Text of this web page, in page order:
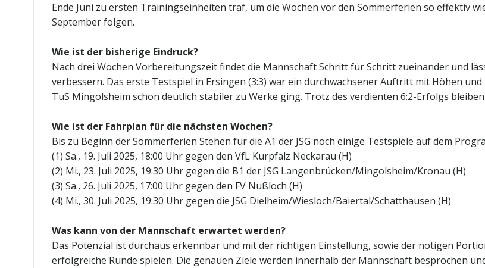
Ende Juni zu ersten Trainingseinheiten traf, um die Wochen vor den Sommerferien so effektiv
September folgen.
Wie ist der bisherige Eindruck?
Nach drei Wochen Vorbereitungszeit findet die Mannschaft Schritt für Schritt zueinander und
verbessern. Das erste Testspiel in Ersingen (3:3) war ein durchwachsener Auftritt mit Höhen
TuS Mingolsheim schon deutlich stabiler zu Werke ging. Trotz des verdienten 6:2-Erfolgs
Wie ist der Fahrplan für die nächsten Wochen?
Bis zu Beginn der Sommerferien Stehen für die A1 der JSG noch einige Testspiele auf dem
(1) Sa., 19. Juli 2025, 18:00 Uhr gegen den VfL Kurpfalz Neckarau (H)
(2) Mi., 23. Juli 2025, 19:30 Uhr gegen die B1 der JSG Langenbrücken/Mingolsheim/Kronau (H)
(3) Sa., 26. Juli 2025, 17:00 Uhr gegen den FV Nußloch (H)
(4) Mi., 30. Juli 2025, 19:30 Uhr gegen die JSG Dielheim/Wiesloch/Baiertal/Schatthausen (H)
Was kann von der Mannschaft erwartet werden?
Das Potenzial ist durchaus erkennbar und mit der richtigen Einstellung, sowie der nötigen
erfolgreiche Runde spielen. Die genauen Ziele werden innerhalb der Mannschaft besprochen